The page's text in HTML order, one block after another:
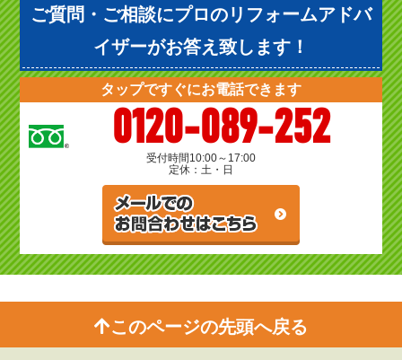
ご質問・ご相談にプロのリフォームアドバ
イザーがお答え致します！
タップですぐにお電話できます
0120-089-252
受付時間 10:00～17:00
定休：土・日
このページの先頭へ戻る